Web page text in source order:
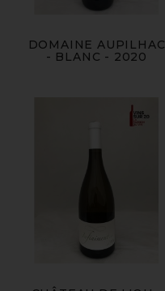
DOMAINE AUPILHAC
- BLANC - 2020